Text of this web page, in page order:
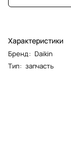
Характеристики
Бренд: Daikin
Тип: запчасть